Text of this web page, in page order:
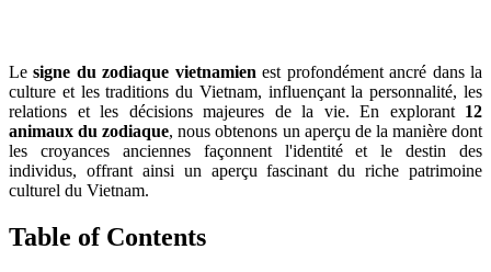
Lesigne du zodiaque vietnamien est profondément ancré dans la
culture et les traditions du Vietnam, influençant la personnalité, les
relations et les décisions majeures de la vie. En explorant 12
animaux du zodiaque, nous obtenons un aperçu de la manière dont
les croyances anciennes façonnent l'identité et le destin des
individus, offrant ainsi un aperçu fascinant du riche patrimoine
culturel du Vietnam.
Table of Contents